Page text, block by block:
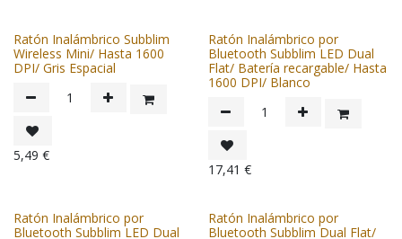
Ratón Inalámbrico Subblim
Wireless Mini/ Hasta 1600
DPI/ Gris Espacial
5,49 €
Ratón Inalámbrico por
Bluetooth Subblim LED Dual
Flat/ Batería recargable/ Hasta
1600 DPI/ Blanco
17,41 €
Ratón Inalámbrico por
Bluetooth Subblim LED Dual
Ratón Inalámbrico por
Bluetooth Subblim Dual Flat/